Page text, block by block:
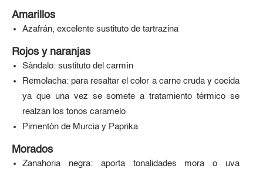
Amarillos
Azafrán, excelente sustituto de tartrazina
Rojos y naranjas
Sándalo: sustituto del carmín
Remolacha: para resaltar el color a carne cruda y cocida
ya que una vez se somete a tratamiento térmico se
realzan los tonos caramelo
Pimentón de Murcia y Paprika
Morados
Zanahoria negra: aporta tonalidades mora o uva